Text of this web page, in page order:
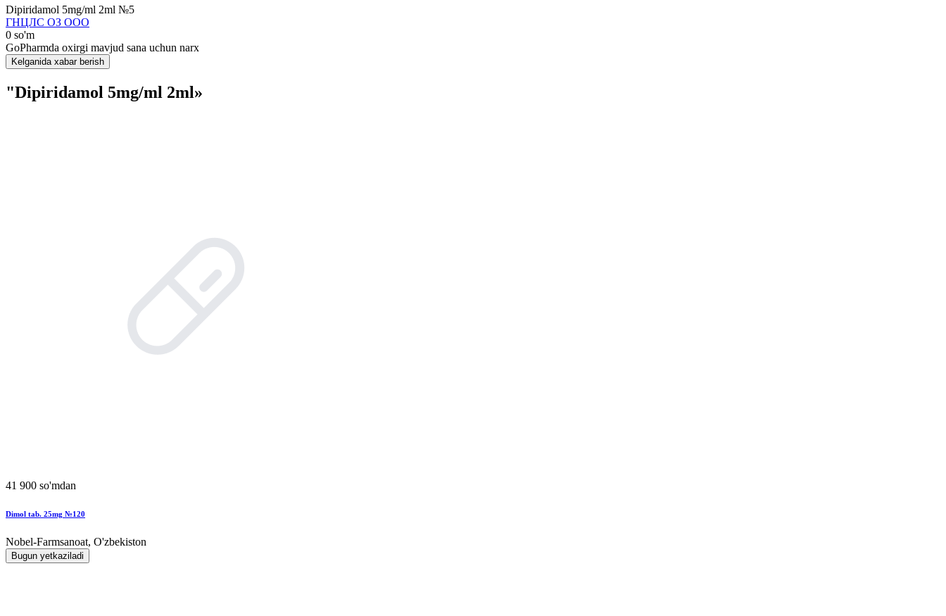
Dipiridamol 5mg/ml 2ml №5
ГНЦЛС ОЗ ООО
0 so'm
GoPharmda oxirgi mavjud sana uchun narx
Kelganida xabar berish
"Dipiridamol 5mg/ml 2ml»
41 900 so'mdan
Dimol tab. 25mg №120
Nobel-Farmsanoat, O'zbekiston
Bugun yetkaziladi